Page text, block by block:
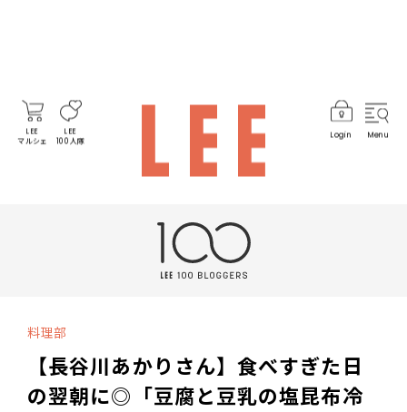
LEE
マルシェ
LEE
100人隊
Login Menu
料理部
【長谷川あかりさん】食べすぎた日
の翌朝に◎「豆腐と豆乳の塩昆布冷